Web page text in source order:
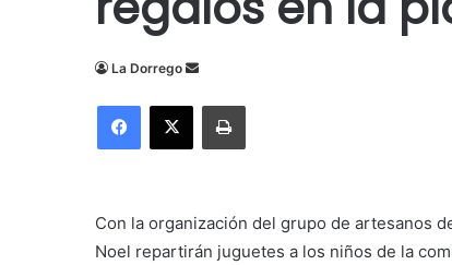
La Dorrego
Send
email
Facebook
X Imprimir
Con la organización del grupo de artesanos
Noel repartirán juguetes a los niños de la